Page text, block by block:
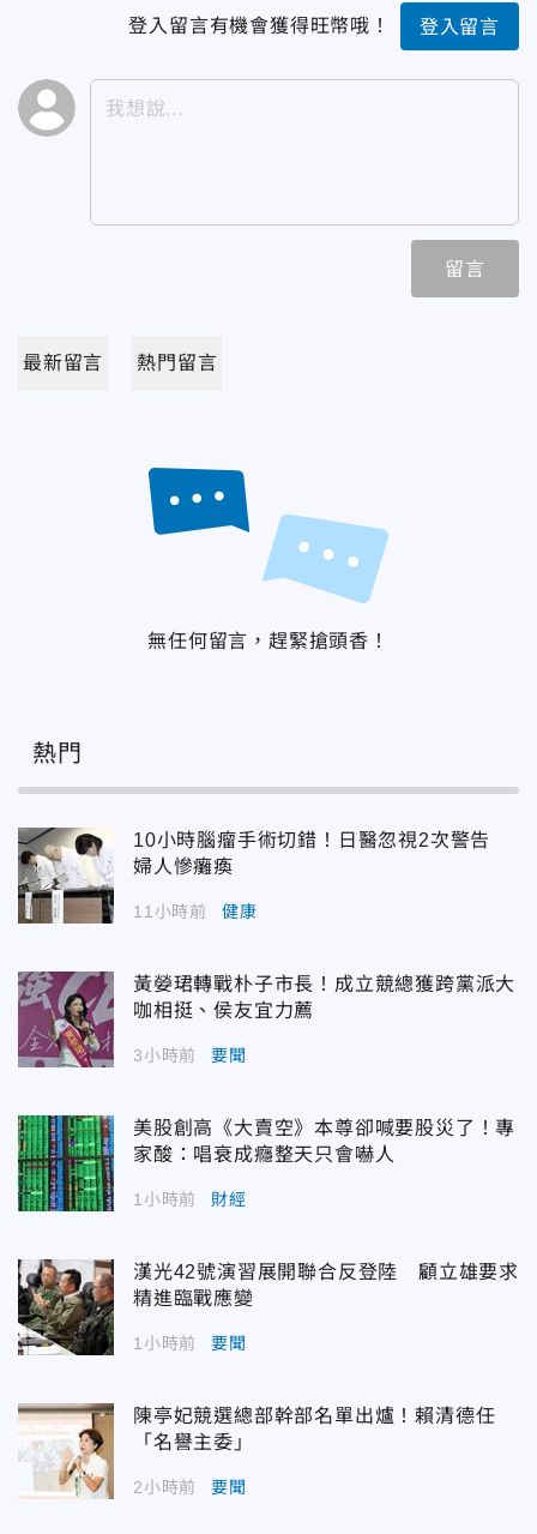
登入留言有機會獲得旺幣哦！ 登入留言
留言
最新留言 熱門留言
無任何留言，趕緊搶頭香！
熱門
10小時腦瘤手術切錯！日醫忽視2次警告
婦人慘癱瘓
11小時前 健康
黃嫈珺轉戰朴子市長！成立競總獲跨黨派大
咖相挺、侯友宜力薦
3小時前 要聞
美股創高《大賣空》本尊卻喊要股災了！專
家酸：唱衰成癮整天只會嚇人
1小時前 財經
漢光42號演習展開聯合反登陸 顧立雄要求
精進臨戰應變
1小時前 要聞
陳亭妃競選總部幹部名單出爐！賴清德任
「名譽主委」
2小時前 要聞